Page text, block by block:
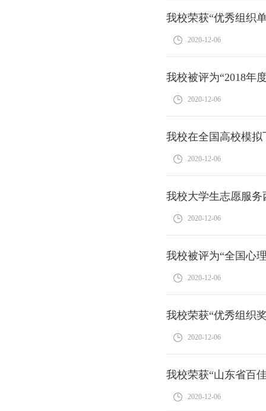
我校荣获“优秀组织
2020-12-06
我校被评为“2018年
2020-12-06
我校在全国高校模
2020-12-06
我校大学生志愿服
2020-12-06
我校被评为“全国心
2020-12-06
我校荣获“优秀组织
2020-12-06
我校荣获“山东省百
2020-12-06